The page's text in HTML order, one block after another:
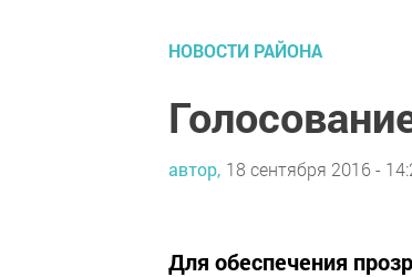
НОВОСТИ РАЙОНА
автор, 18 сентября 2016 -
Для обеспечения